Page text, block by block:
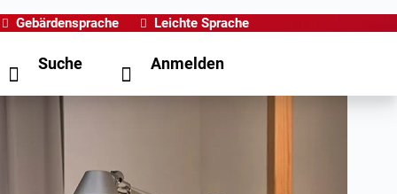
Gebärdensprache Leichte Sprache
Suche Anmelden